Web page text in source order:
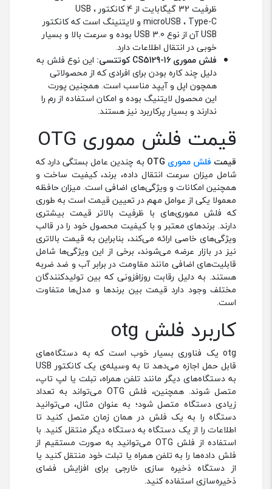
ظرفیت 32 گیگابایت از 4 کانکتور USB ،
microUSB ، Type-C و لایتنینگ است که کانکتور
USB آن از نوع USB 3.0 بوده و سرعت بالا و بسیار
خوبی در انتقال اطلاعات دارد.
فلش مموری CS5129-16کوتتسی: این نوع فلش به
دلیل چند کاره بودن برای افرادی که از محصولاتی
همچون اپل و آیپد مناسب است. همچنین پورت
این محصول لایتنیگ بوده و امکان استفاده از رم را
ندارند و بسیار پرکاربرد نیز هستند.
قیمت فلش مموری OTG
قیمت فلش مموری
به چندین عامل بستگی دارد که
شامل میزان سرعت انتقال داده‌، برند، کیفیت ساخت و
همچنین امکانات و ویژگی‌های اضافی است. میزان حافظه
معمولا یکی از عوامل مهم در تعیین قیمت است به طوری
که فلش مموری‌های با ظرفیت بالاتر قیمت بیشتری
دارند. برندهای معتبر و با کیفیت محصول خود را در قالب
ویژگی‌های خاصی ارائه می‌کند، بنابراین به قیمت بالاتری
نیز در بازار عرضه می‌شوند، برخی از این ویژگی‌ها شامل
قابلیت‌های اضافی مانند مقاومت در برابر آب و ضد ضربه
هستند. به دلیل رقابت روزافزونی که بین تولیدکنندگان
مختلف وجود دارد قیمت‌ بین برندها و مدل‌ها متفاوت
است.
کاربرد فلش otg
otg یک فناوری بسیار خوب است که به دستگاه‌های
قابل حمل اجازه می‌دهد تا به وسیله‌ی یک کانکتور USB
به دستگاه‌های دیگر مانند تلفن همراه، تبلت یا لپ تاپ،
متصل شوند. همچنین، فلش OTG می‌تواند به تعداد
زیادی دستگاه متصل شود؛ به عنوان مثال، می‌توانید
دستگاه را به یک فلش در همان زمان متصل کنید تا
اطلاعات را از یک دستگاه به دستگاه دیگر منتقل کنید. با
استفاده از فلش OTG می‌توانید به صورت مستقیم از
فلش داده‌ها را به تلفن همراه یا تبلت خود منتقل کنید یا
از دستگاه ذخیره سازی خارجی برای افزایش فضای
ذخیره‌سازی استفاده کنید.